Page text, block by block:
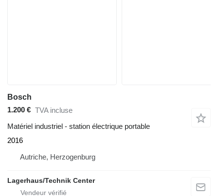
Bosch
1.200 € TVA incluse
Matériel industriel - station électrique portable
2016
Autriche, Herzogenburg
Lagerhaus/Technik Center